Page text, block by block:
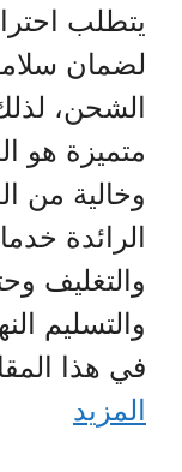
يتطلب
لضمان
الشحن،
متميزة هو
وخالية من
الرائدة
والتغليف
والتسليم
في هذا
المزيد